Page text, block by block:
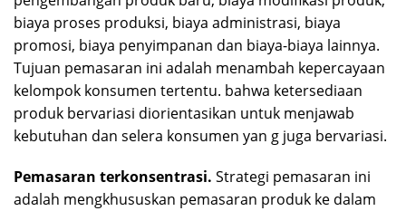
biaya proses produksi, biaya administrasi, biaya
promosi, biaya penyimpanan dan biaya-biaya lainnya.
Tujuan pemasaran ini adalah menambah kepercayaan
kelompok konsumen tertentu. bahwa ketersediaan
produk bervariasi diorientasikan untuk menjawab
kebutuhan dan selera konsumen yan g juga bervariasi.
Pemasaran terkonsentrasi. Strategi pemasaran ini
adalah mengkhususkan pemasaran produk ke dalam